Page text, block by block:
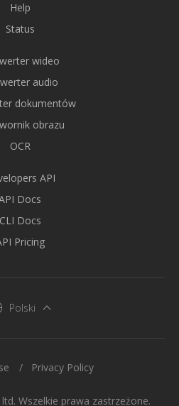
Help
Status
wideo
audio
dokumentów
obrazu
OCR
API
Docs
CLI Docs
Pricing
Polski
Wszelkie prawa zastrzeżone.
Privacy Policy